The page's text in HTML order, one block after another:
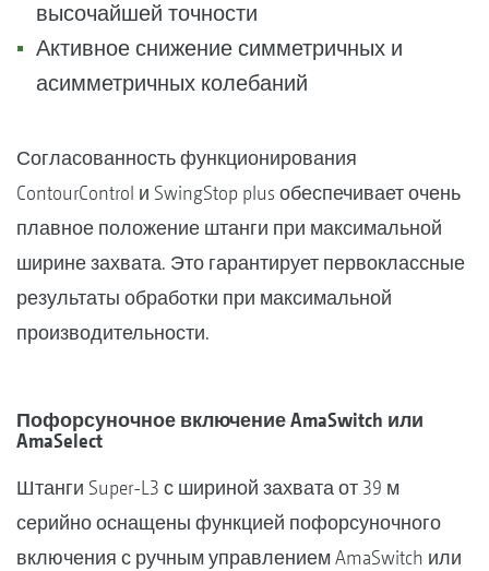
высочайшей точности
Активное снижение симметричных и
асимметричных колебаний
Согласованность функционирования
ContourControl и SwingStop plus обеспечивает очень
плавное положение штанги при максимальной
ширине захвата. Это гарантирует первоклассные
результаты обработки при максимальной
производительности.
Пофорсуночное включение AmaSwitch или
AmaSelect
Штанги Super-L3 с шириной захвата от 39 м
серийно оснащены функцией пофорсуночного
включения с ручным управлением AmaSwitch или